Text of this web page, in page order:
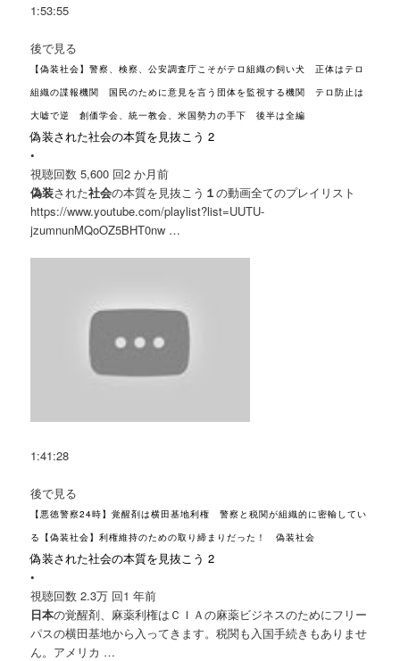
1:53:55
後で見る
【偽装社会】警察、検察、公安調査庁こそがテロ組織の飼い犬 正体はテロ
組織の諜報機関 国民のために意見を言う団体を監視する機関 テロ防止は
大嘘で逆 創価学会、統一教会、米国勢力の手下 後半は全編
偽装された社会の本質を見抜こう 2
•
視聴回数 5,600 回2 か月前
偽装された社会の本質を見抜こう １の動画全てのプレイリスト
https://www.youtube.com/playlist?list=UUTU-
jzumnunMQoOZ5BHT0nw …
1:41:28
後で見る
【悪徳警察24時】覚醒剤は横田基地利権 警察と税関が組織的に密輸してい
る【偽装社会】利権維持のための取り締まりだった！ 偽装社会
偽装された社会の本質を見抜こう 2
•
視聴回数 2.3万 回1 年前
日本の覚醒剤、麻薬利権はＣＩＡの麻薬ビジネスのためにフリー
パスの横田基地から入ってきます。税関も入国手続きもありませ
ん。アメリカ …